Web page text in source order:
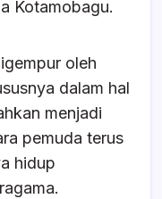
Kotamobagu.
oleh
dalam hal
menjadi
pemuda terus
hidup